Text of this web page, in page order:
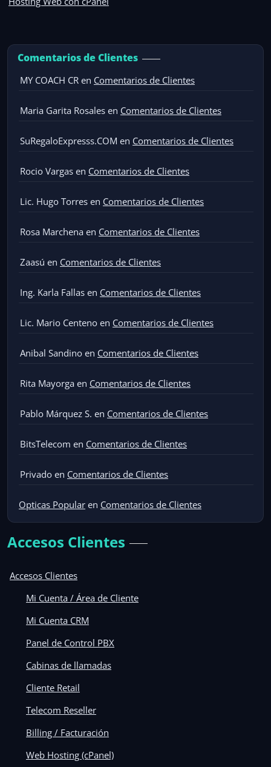
Comentarios de Clientes
MY COACH CR en Comentarios de Clientes
Maria Garita Rosales en Comentarios de Clientes
SuRegaloExpresss.COM en Comentarios de Clientes
Rocio Vargas en Comentarios de Clientes
Lic. Hugo Torres en Comentarios de Clientes
Rosa Marchena en Comentarios de Clientes
Zaasú en Comentarios de Clientes
Ing. Karla Fallas en Comentarios de Clientes
Lic. Mario Centeno en Comentarios de Clientes
Anibal Sandino en Comentarios de Clientes
Rita Mayorga en Comentarios de Clientes
Pablo Márquez S. en Comentarios de Clientes
BitsTelecom en Comentarios de Clientes
Privado en Comentarios de Clientes
Opticas Popular en Comentarios de Clientes
Accesos Clientes
Accesos Clientes
Mi Cuenta / Área de Cliente
Mi Cuenta CRM
Panel de Control PBX
Cabinas de llamadas
Cliente Retail
Telecom Reseller
Billing / Facturación
Web Hosting (cPanel)